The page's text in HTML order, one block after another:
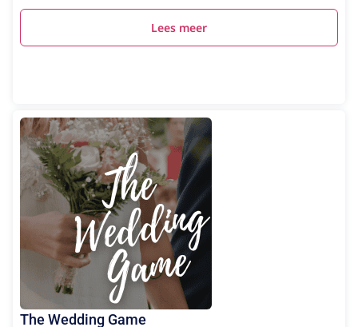
Lees meer
The Wedding Game